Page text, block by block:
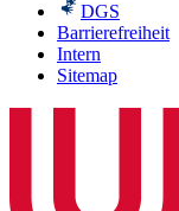
DGS
Barrierefreiheit
Intern
Sitemap